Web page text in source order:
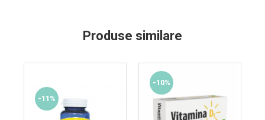
Produse similare
-11%
-10%